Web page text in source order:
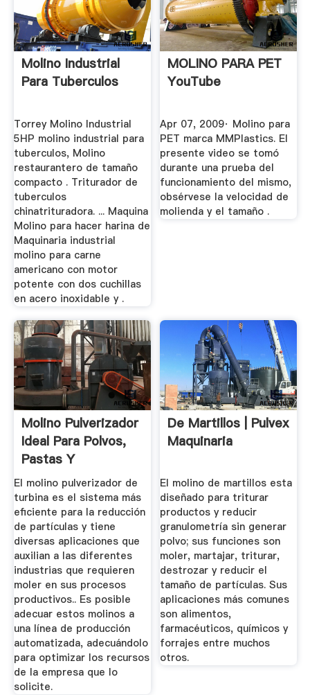
Molino Industrial
Para Tuberculos
Torrey Molino Industrial
5HP molino industrial para
tuberculos, Molino
restaurantero de tamaño
compacto . Triturador de
tuberculos
chinatrituradora. ... Maquina
Molino para hacer harina de
Maquinaria industrial
molino para carne
americano con motor
potente con dos cuchillas
en acero inoxidable y .
MOLINO PARA PET
YouTube
Apr 07, 2009· Molino para
PET marca MMPlastics. El
presente video se tomó
durante una prueba del
funcionamiento del mismo,
obsérvese la velocidad de
molienda y el tamaño .
Molino Pulverizador
Ideal Para Polvos,
Pastas Y
Granulados
El molino pulverizador de
turbina es el sistema más
eficiente para la reducción
de partículas y tiene
diversas aplicaciones que
auxilian a las diferentes
industrias que requieren
moler en sus procesos
productivos.. Es posible
adecuar estos molinos a
una línea de producción
automatizada, adecuándolo
para optimizar los recursos
de la empresa que lo
solicite.
De Martillos | Pulvex
Maquinaria
El molino de martillos esta
diseñado para triturar
productos y reducir
granulometría sin generar
polvo; sus funciones son
moler, martajar, triturar,
destrozar y reducir el
tamaño de partículas. Sus
aplicaciones más comunes
son alimentos,
farmacéuticos, químicos y
forrajes entre muchos
otros.